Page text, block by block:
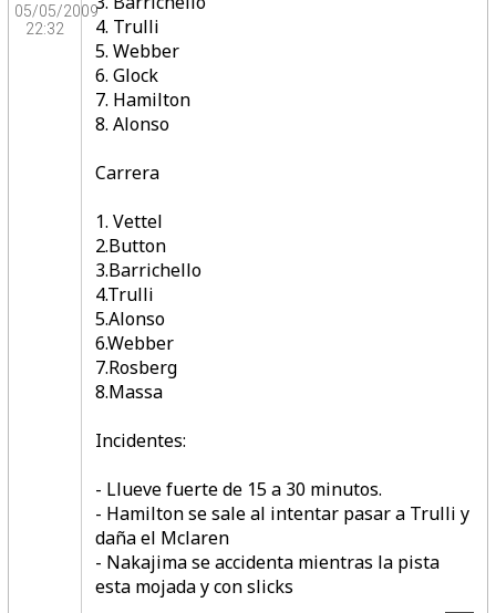
05/05/2009
22:32
4. Trulli
5. Webber
6. Glock
7. Hamilton
8. Alonso
Carrera
1. Vettel
2.Button
3.Barrichello
4.Trulli
5.Alonso
6.Webber
7.Rosberg
8.Massa
Incidentes:
- Llueve fuerte de 15 a 30 minutos.
- Hamilton se sale al intentar pasar a Trulli y
daña el Mclaren
- Nakajima se accidenta mientras la pista
esta mojada y con slicks